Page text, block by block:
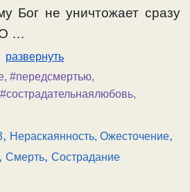
Бог не уничтожает сразу
О …
развернуть
, #передсмертью,
#сострадательнаялюбовь,
, Нераскаянность, Ожесточение,
, Смерть, Сострадание